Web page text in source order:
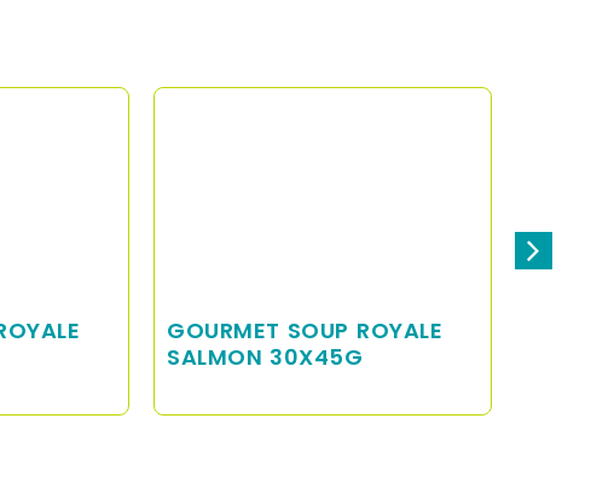
GOURMET SOUP ROYALE
MP SALMÓN 8(6X45G)